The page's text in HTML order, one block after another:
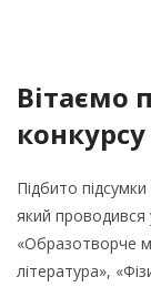
Вітаємо
Підбито
який проводився
«Образотворче
література»,